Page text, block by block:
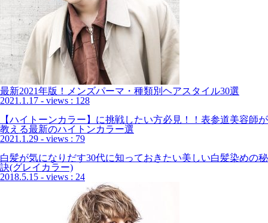
最新2021年版！メンズパーマ・種類別ヘアスタイル30選
2021.1.17 - views : 128
【ハイトーンカラー】に挑戦したい方必見！！表参道美容師が
教える最新のハイトンカラー選
2021.1.29 - views : 79
白髪が気になりだす30代に知っておきたい美しい白髪染めの秘
訣(グレイカラー)
2018.5.15 - views : 24